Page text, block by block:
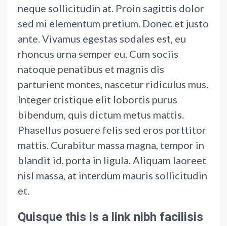
neque sollicitudin at. Proin sagittis dolor
sed mi elementum pretium. Donec et justo
ante. Vivamus egestas sodales est, eu
rhoncus urna semper eu. Cum sociis
natoque penatibus et magnis dis
parturient montes, nascetur ridiculus mus.
Integer tristique elit lobortis purus
bibendum, quis dictum metus mattis.
Phasellus posuere felis sed eros porttitor
mattis. Curabitur massa magna, tempor in
blandit id, porta in ligula. Aliquam laoreet
nisl massa, at interdum mauris sollicitudin
et.
Quisque this is a link nibh facilisis